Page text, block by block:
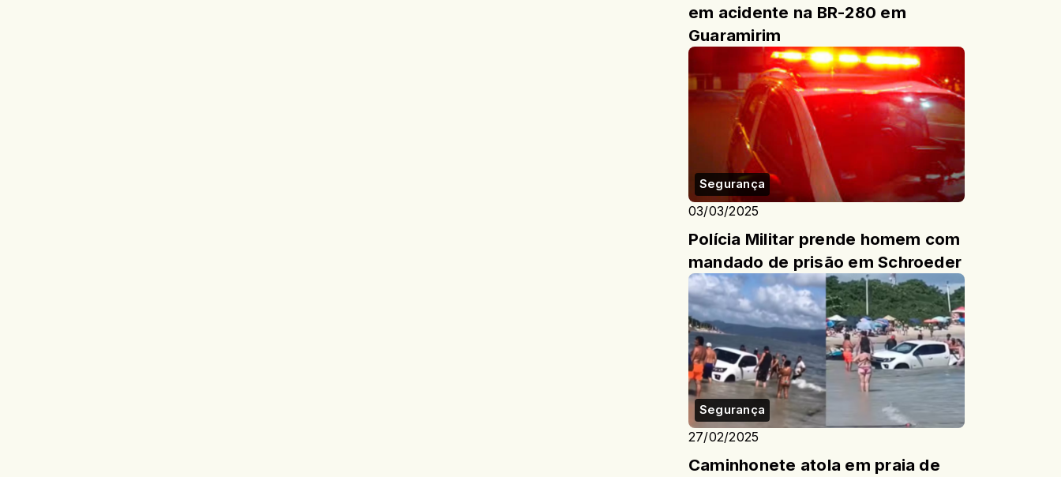
em acidente na BR-280 em
Guaramirim
Segurança
03/03/2025
Polícia Militar prende homem com
mandado de prisão em Schroeder
Segurança
27/02/2025
Caminhonete atola em praia de